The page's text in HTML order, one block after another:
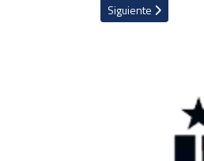
Sancho hace historia para Costa Rica
Artículo siguiente:
Siguiente